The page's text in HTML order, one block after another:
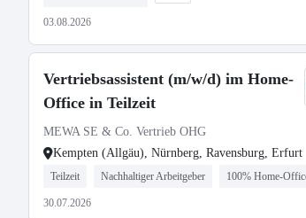
03.08.2026
Vertriebsassistent (m/w/d) im Home-
Office in Teilzeit
MEWA SE & Co. Vertrieb OHG
Kempten (Allgäu), Nürnberg, Ravensburg, Erfurt
Teilzeit Nachhaltiger Arbeitgeber 100% Home-
30.07.2026